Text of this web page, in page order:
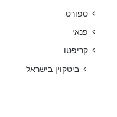
ספורט
פנאי
קריפטו
ביטקוין בישראל